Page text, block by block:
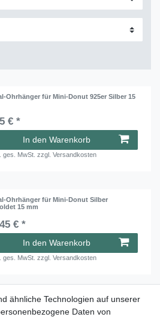
Ohrhänger für Mini-Donut 925er Silber 15
€ *
In den Warenkorb
ges. MwSt. zzgl.Versandkosten
Ohrhänger für Mini-Donut Silber
15 mm
€ *
In den Warenkorb
ges. MwSt. zzgl.Versandkosten
Ohrstecker für Mini-Donut Silber 15 mm
ähnliche Technologien auf unserer
Daten von